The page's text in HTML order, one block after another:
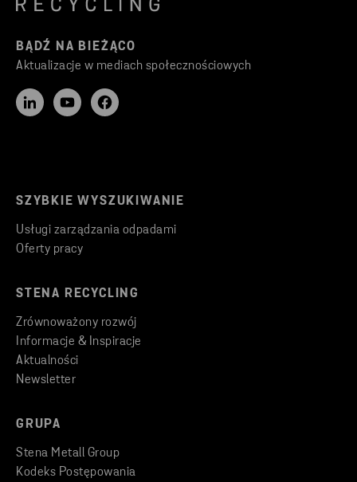
BĄDŹ NA BIEŻĄCO
Aktualizacje w mediach społecznościowych
SZYBKIE WYSZUKIWANIE
Usługi zarządzania odpadami
Oferty pracy
STENA RECYCLING
Zrównoważony rozwój
Informacje & Inspiracje
Aktualności
Newsletter
GRUPA
Stena Metall Group
Kodeks Postępowania